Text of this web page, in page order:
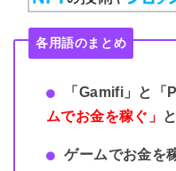
各用語のまとめ
「Gamifi」と
ムでお金を稼ぐ」
ゲームでお金を